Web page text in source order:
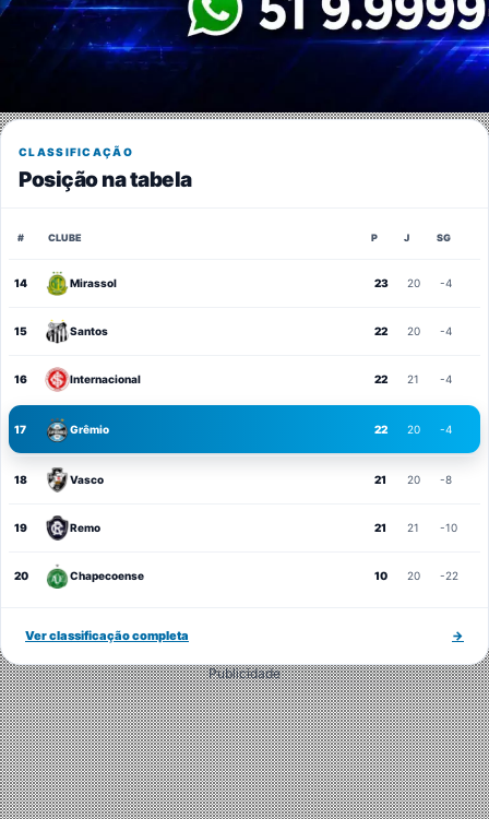
CLASSIFICAÇÃO
Posição na tabela
# CLUBE P J SG
14 Mirassol 23 20 -4
15 Santos 22 20 -4
16 Internacional 22 21 -4
17 Grêmio 22 20 -4
18 Vasco 21 20 -8
19 Remo 21 21 -10
20 Chapecoense 10 20 -22
Ver classificação completa →
Publicidade